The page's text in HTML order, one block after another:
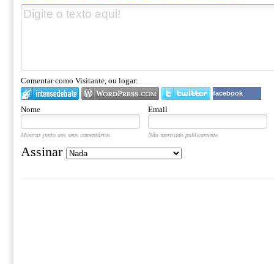
Comentar como Visitante, ou logar:
facebook
Nome Email
Mostrar junto aos seus comentários. Não mostrado publicamente.
Assinar